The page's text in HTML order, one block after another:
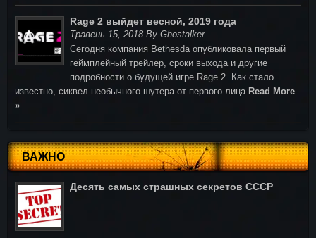
Rage 2 выйдет весной, 2019 года
Травень 15, 2018 By Ghostalker
Cегодня компания Bethesda опубликовала первый
геймплейный трейлер, сроки выхода и другие
подробности о будущей игре Rage 2. Как стало
известно, сиквел необычного шутера от первого лица Read More
»
ВАЖНО
Десять самых страшных секретов СССР